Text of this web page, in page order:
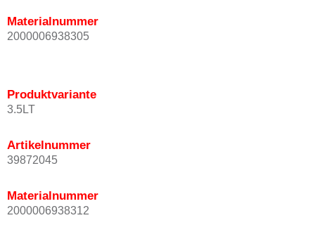
Materialnummer
2000006938305
Produktvariante
3.5LT
Artikelnummer
39872045
Materialnummer
2000006938312